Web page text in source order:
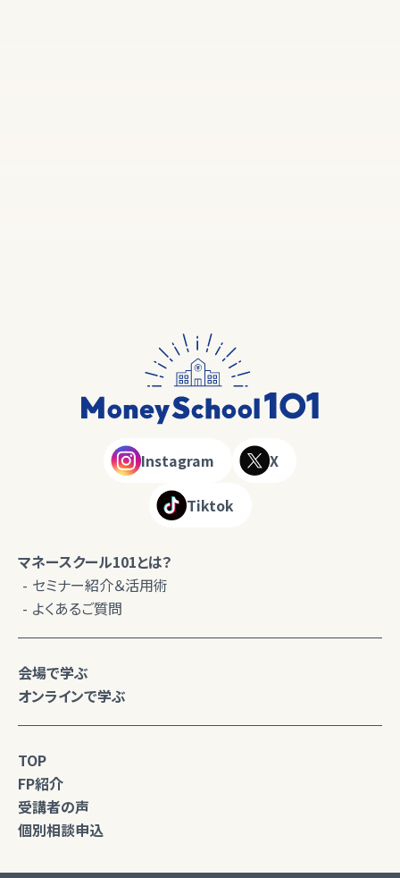
Instagram X
Tiktok
マネースクール101とは？
セミナー紹介＆活用術
よくあるご質問
会場で学ぶ
オンラインで学ぶ
TOP
FP紹介
受講者の声
個別相談申込